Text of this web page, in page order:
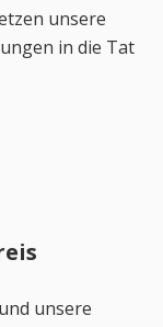
unsere
in die Tat
unsere